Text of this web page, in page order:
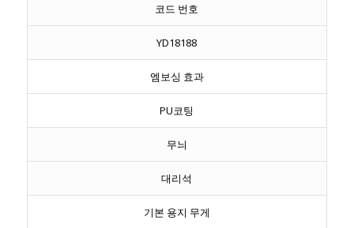
코드 번호
YD18188
엠보싱 효과
PU코팅
무늬
대리석
기본 용지 무게